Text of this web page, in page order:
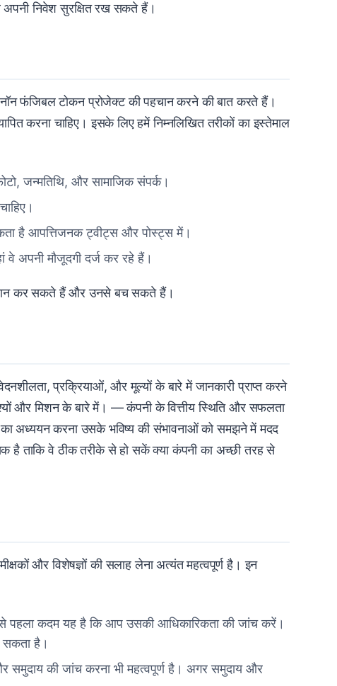
निवेश सुरक्षित रख सकते हैं।
फंजिबल टोकन प्रोजेक्ट की पहचान करने की बात करते हैं।
करना चाहिए। इसके लिए हमें निम्नलिखित तरीकों का इस्तेमाल
जन्मतिथि, और सामाजिक संपर्क।
है आपत्तिजनक ट्वीट्स और पोस्ट्स में।
वे अपनी मौजूदगी दर्ज कर रहे हैं।
कर सकते हैं और उनसे बच सकते हैं।
प्रक्रियाओं, और मूल्यों के बारे में जानकारी प्राप्त करने
और मिशन के बारे में। — कंपनी के वित्तीय स्थिति और सफलता
का अध्ययन करना उसके भविष्य की संभावनाओं को समझने में मदद
है ताकि वे ठीक तरीके से हो सकें क्या कंपनी का अच्छी तरह से
और विशेषज्ञों की सलाह लेना अत्यंत महत्वपूर्ण है। इन
पहला कदम यह है कि आप उसकी आधिकारिकता की जांच करें।
सकता है।
समुदाय की जांच करना भी महत्वपूर्ण है। अगर समुदाय और